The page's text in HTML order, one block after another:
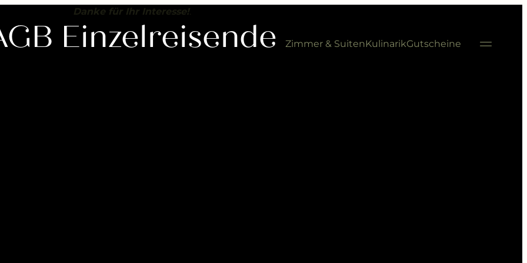
Zimmer & SuitenKulinarikGutscheine
Danke für Ihr Interesse!.
Einzelreisende